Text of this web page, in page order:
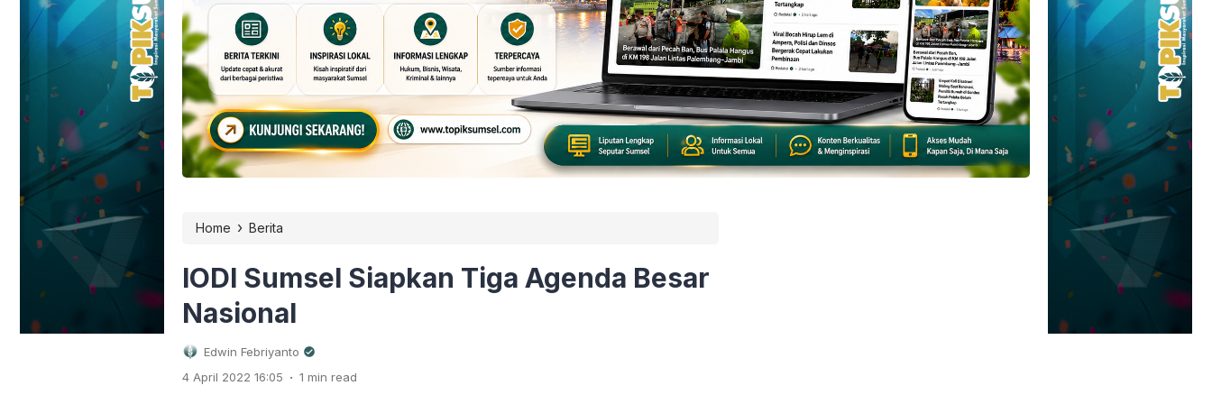
Home › Berita
IODI Sumsel Siapkan Tiga Agenda Besar
Nasional
Edwin Febriyanto
4 April 2022 16:05 . 1 min read